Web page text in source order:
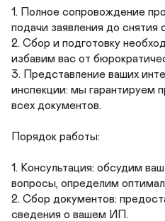
1. Полное сопровождение
подачи заявления до снятия
2. Сбор и подготовку
избавим вас от
3. Представление ваших
инспекции: мы гарантируем
всех документов.
Порядок работы:
1. Консультация: обсудим
вопросы, определим
2. Сбор документов:
сведения о вашем ИП.